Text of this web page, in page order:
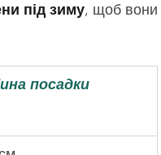
під зиму, щоб вони
посадки